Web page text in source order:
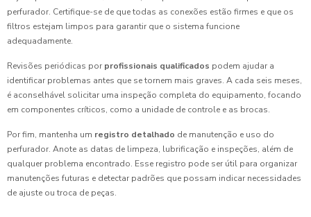
perfurador. Certifique-se de que todas as conexões estão firmes e que os
filtros estejam limpos para garantir que o sistema funcione
adequadamente.
Revisões periódicas por profissionais qualificados podem ajudar a
identificar problemas antes que se tornem mais graves. A cada seis meses,
é aconselhável solicitar uma inspeção completa do equipamento, focando
em componentes críticos, como a unidade de controle e as brocas.
Por fim, mantenha um registro detalhado de manutenção e uso do
perfurador. Anote as datas de limpeza, lubrificação e inspeções, além de
qualquer problema encontrado. Esse registro pode ser útil para organizar
manutenções futuras e detectar padrões que possam indicar necessidades
de ajuste ou troca de peças.